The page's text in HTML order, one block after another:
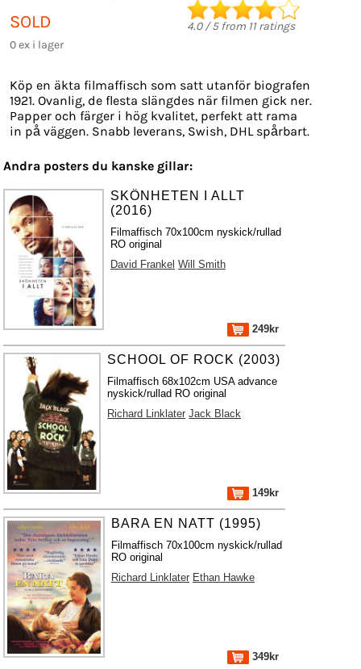
SOLD
0 ex i lager
4.0/5from 11ratings
Köp en äkta filmaffisch som satt utanför biografen
1921. Ovanlig, de flesta slängdes när filmen gick ner.
Papper och färger i hög kvalitet, perfekt att rama
in på väggen. Snabb leverans, Swish, DHL spårbart.
Andra posters du kanske gillar:
SKÖNHETEN I ALLT
(2016)
Filmaffisch 70x100cm nyskick/rullad
RO original
David Frankel Will Smith
249kr
SCHOOL OF ROCK (2003)
Filmaffisch 68x102cm USA advance
nyskick/rullad RO original
Richard Linklater Jack Black
149kr
BARA EN NATT (1995)
Filmaffisch 70x100cm nyskick/rullad
RO original
Richard Linklater Ethan Hawke
349kr